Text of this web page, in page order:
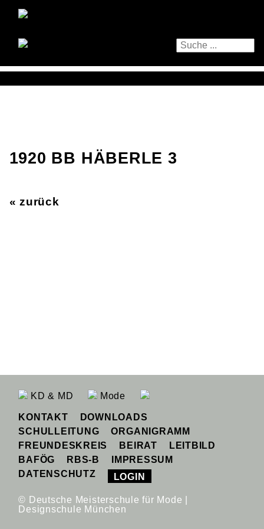
1920 BB HÄBERLE 3
« zurück
KD & MD Mode
KONTAKT
DOWNLOADS
SCHULLEITUNG
ORGANIGRAMM
FREUNDESKREIS
BEIRAT
LEITBILD
BAFÖG
RBS-B
IMPRESSUM
DATENSCHUTZ
LOGIN
© Deutsche Meisterschule für Mode |
Designschule München